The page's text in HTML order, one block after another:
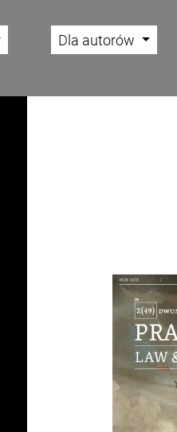
Dla autorów
Cover image